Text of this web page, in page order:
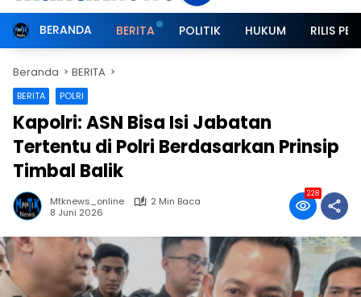
BERANDA BERITA POLITIK HUKUM RILIS
Beranda BERITA
BERITA POLRI
Kapolri: ASN Bisa Isi Jabatan
Tertentu di Polri Berdasarkan Prinsip
Timbal Balik
Mtknews_online
2 Min Baca
8 Juni 2026
228